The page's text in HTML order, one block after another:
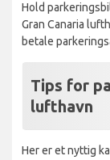
Hold
Gran Canaria
betale
Tips for
lufthavn
Her er et nyttig